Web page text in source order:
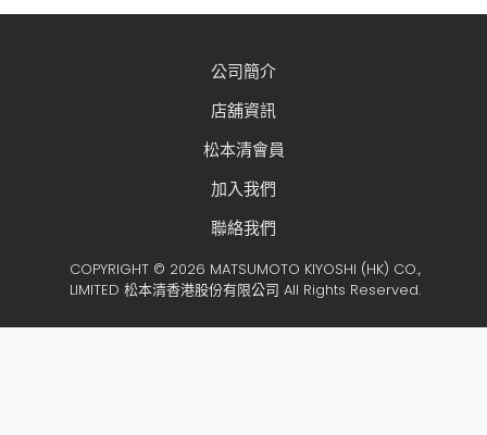
公司簡介
店舖資訊
松本清會員
加入我們
聯絡我們
COPYRIGHT © 2026 MATSUMOTO KIYOSHI (HK) CO.,
LIMITED 松本清香港股份有限公司 All Rights Reserved.